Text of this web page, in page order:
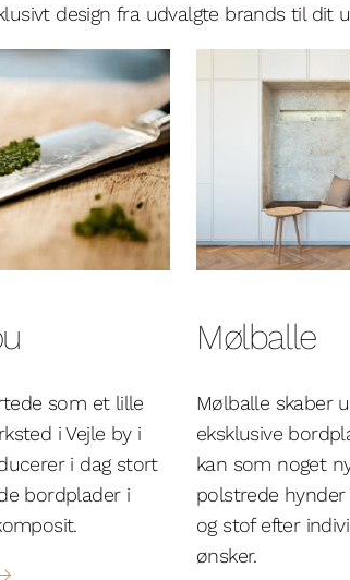
design fra udvalgte brands til dit
som et lille
i Vejle by i
i dag stort
bordplader i
Mølballe
Mølballe skaber
eksklusive
kan som noget
polstrede
og stof efter
ønsker.